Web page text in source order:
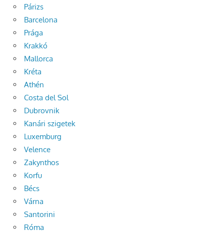
Párizs
Barcelona
Prága
Krakkó
Mallorca
Kréta
Athén
Costa del Sol
Dubrovnik
Kanári szigetek
Luxemburg
Velence
Zakynthos
Korfu
Bécs
Várna
Santorini
Róma